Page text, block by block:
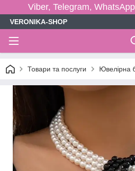
Viber, Telegram,
VERONIKA-SHOP
Товари та послуги Ювелірна